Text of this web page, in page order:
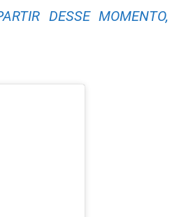
DESSE MOMENTO,